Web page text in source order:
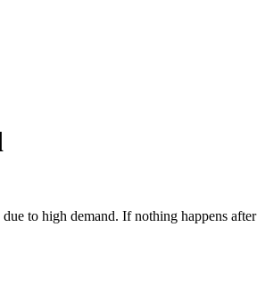
to high demand. If nothing happens